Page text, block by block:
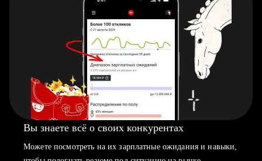
Вы знаете всё о своих конкурентах
Можете посмотреть на их зарплатные ожидания и навыки,